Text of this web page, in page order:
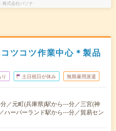
株式会社パソナ
ツコツ作業中心＊製品
土日祝日が休み 無期雇用派遣
／元町(兵庫県)駅から---分／三宮(神
ハーバーランド駅から---分／貿易セン